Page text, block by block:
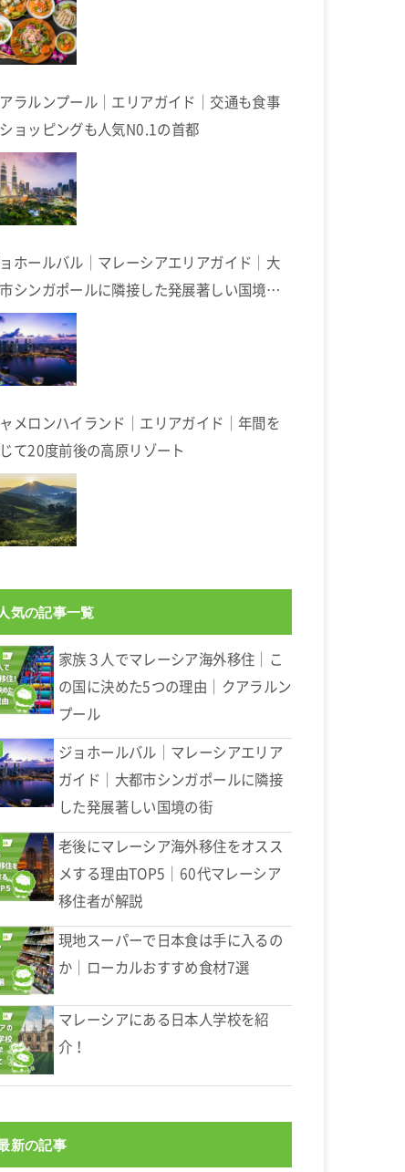
ラルンプール｜エリアガイド｜交通も食事
ョッピングも人気N0.1の首都
ホールバル｜マレーシアエリアガイド｜大
シンガポールに隣接した発展著しい国境の
メロンハイランド｜エリアガイド｜年間を
て20度前後の高原リゾート
人気の記事一覧
家族３人でマレーシア海外移住｜こ
の国に決めた5つの理由｜クアラルン
プール
ジョホールバル｜マレーシアエリア
ガイド｜大都市シンガポールに隣接
した発展著しい国境の街
老後にマレーシア海外移住をオスス
メする理由TOP5｜60代マレーシア
移住者が解説
現地スーパーで日本食は手に入るの
か｜ローカルおすすめ食材7選
マレーシアにある日本人学校を紹
介！
新の記事